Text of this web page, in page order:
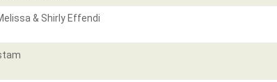
& Shirly Effendi